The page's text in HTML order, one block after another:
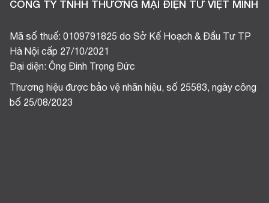
CÔNG TY TNHH THƯƠNG MẠI ĐIỆN TỬ VIỆT MINH
Mã số thuế: 0109791825 do Sở Kế Hoạch & Đầu Tư TP
Hà Nội cấp 27/10/2021
Đại diện: Ông Đinh Trọng Đức
Thương hiệu được bảo vệ nhãn hiệu, số 25583, ngày công
bố 25/08/2023